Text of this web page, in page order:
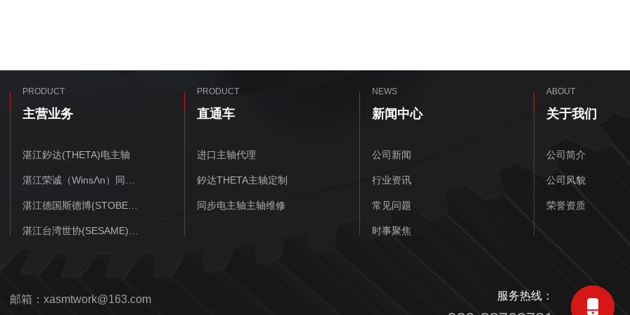
PRODUCT
主营业务
湛江釸达(THETA)电主轴
湛江荣诚（WinsΛn）同步电主轴
湛江德国斯德博(STOBER)减速机
湛江台湾世协(SESAME)减速机
PRODUCT
直通车
进口主轴代理
釸达THETA主轴定制
同步电主轴主轴维修
NEWS
新闻中心
公司新闻
行业资讯
常见问题
时事聚焦
ABOUT
关于我们
公司简介
公司风貌
荣誉资质
邮箱：xasmtwork@163.com 服务热线：